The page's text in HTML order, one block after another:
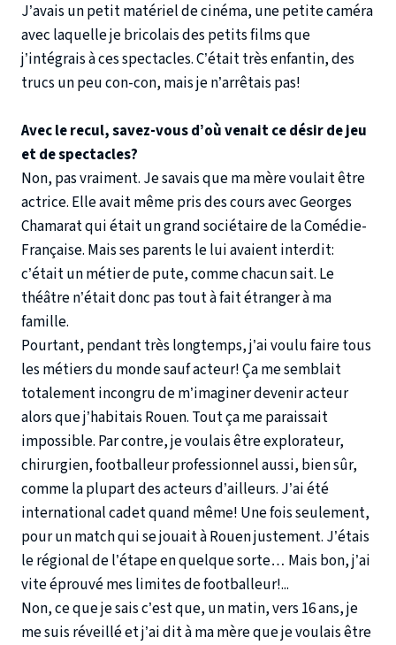
J’avais un petit matériel de cinéma, une petite caméra
avec laquelle je bricolais des petits films que
j’intégrais à ces spectacles. C’était très enfantin, des
trucs un peu con-con, mais je n’arrêtais pas!
Avec le recul, savez-vous d’où venait ce désir de jeu
et de spectacles?
Non, pas vraiment. Je savais que ma mère voulait être
actrice. Elle avait même pris des cours avec Georges
Chamarat qui était un grand sociétaire de la Comédie-
Française. Mais ses parents le lui avaient interdit:
c’était un métier de pute, comme chacun sait. Le
théâtre n’était donc pas tout à fait étranger à ma
famille.
Pourtant, pendant très longtemps, j’ai voulu faire tous
les métiers du monde sauf acteur! Ça me semblait
totalement incongru de m’imaginer devenir acteur
alors que j’habitais Rouen. Tout ça me paraissait
impossible. Par contre, je voulais être explorateur,
chirurgien, footballeur professionnel aussi, bien sûr,
comme la plupart des acteurs d’ailleurs. J’ai été
international cadet quand même! Une fois seulement,
pour un match qui se jouait à Rouen justement. J’étais
le régional de l’étape en quelque sorte… Mais bon, j’ai
vite éprouvé mes limites de footballeur!...
Non, ce que je sais c’est que, un matin, vers 16 ans, je
me suis réveillé et j’ai dit à ma mère que je voulais être